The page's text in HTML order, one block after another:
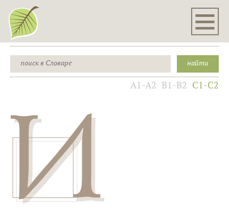
A1-A2 B1-B2 C1-C2